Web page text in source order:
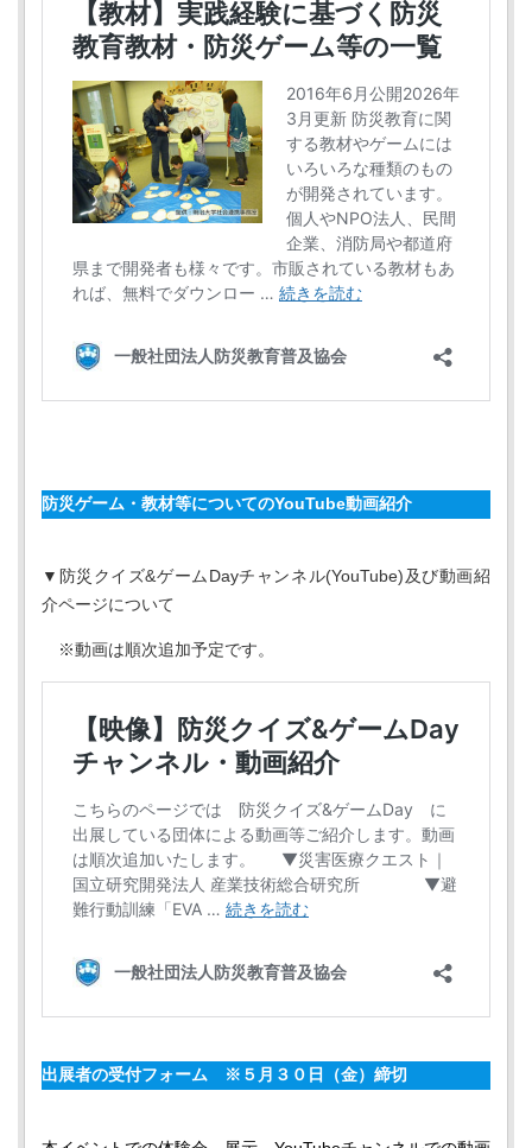
防災ゲーム・教材等についてのYouTube動画紹介
▼防災クイズ&ゲームDayチャンネル(YouTube)及び動画紹
介ページについて
※動画は順次追加予定です。
出展者の受付フォーム ※５月３０日（金）締切